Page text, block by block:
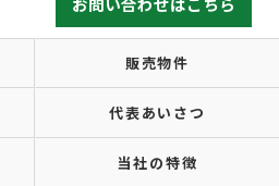
販売物件
代表あいさつ
当社の特徴